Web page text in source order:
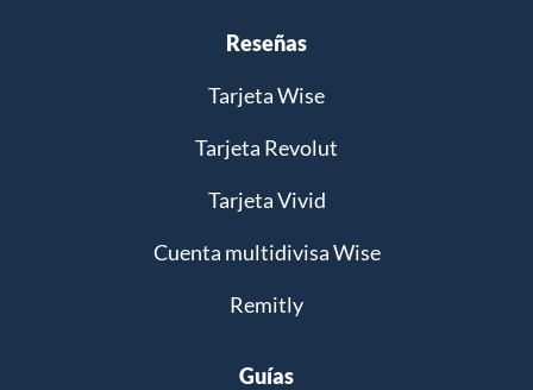
Reseñas
Tarjeta Wise
Tarjeta Revolut
Tarjeta Vivid
Cuenta multidivisa Wise
Remitly
Guías